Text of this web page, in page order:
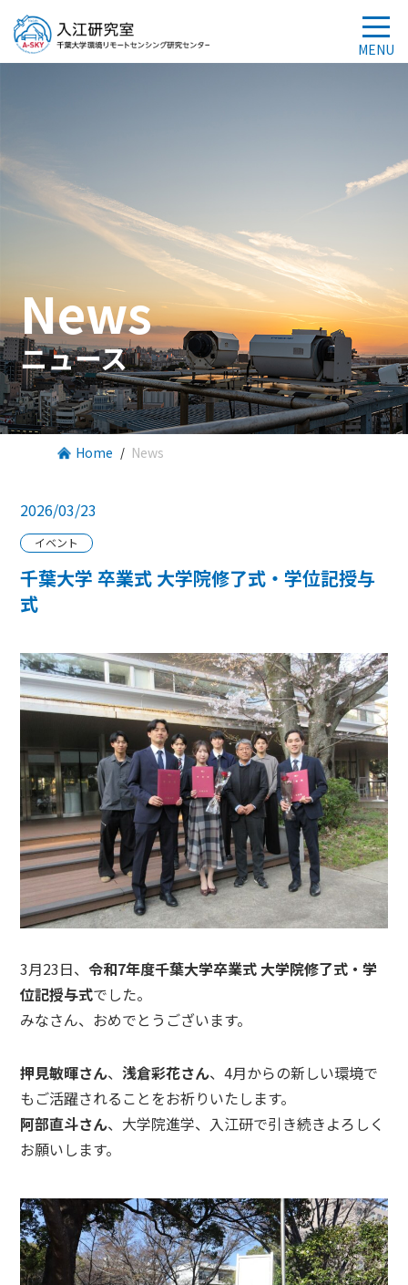
News
ニュース
Home News
2026/03/23
イベント
千葉大学 卒業式 大学院修了式・学位記授与
式
3月23日、令和7年度千葉大学卒業式 大学院修了式・学
位記授与式でした。
みなさん、おめでとうございます。
押見敏暉さん、浅倉彩花さん、4月からの新しい環境で
もご活躍されることをお祈りいたします。
阿部直斗さん、大学院進学、入江研で引き続きよろしく
お願いします。